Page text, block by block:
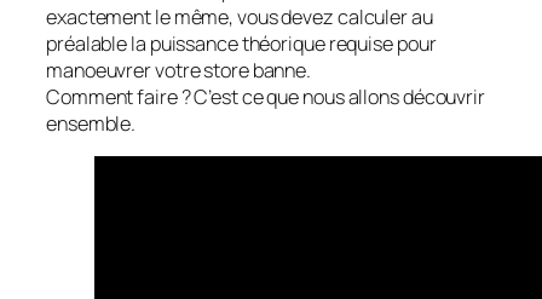
exactement le même, vous devez calculer au
préalable la puissance théorique requise pour
manoeuvrer votre store banne.
Comment faire ? C’est ce que nous allons découvrir
ensemble.